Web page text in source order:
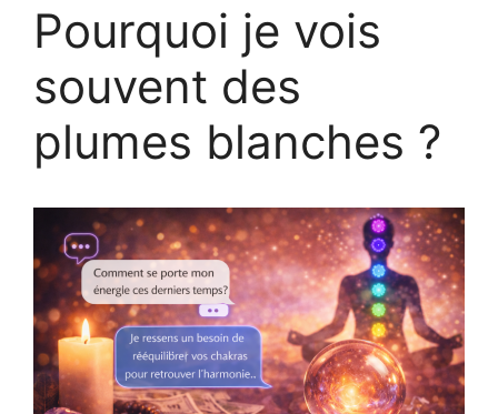
Pourquoi je vois
souvent des
plumes blanches ?